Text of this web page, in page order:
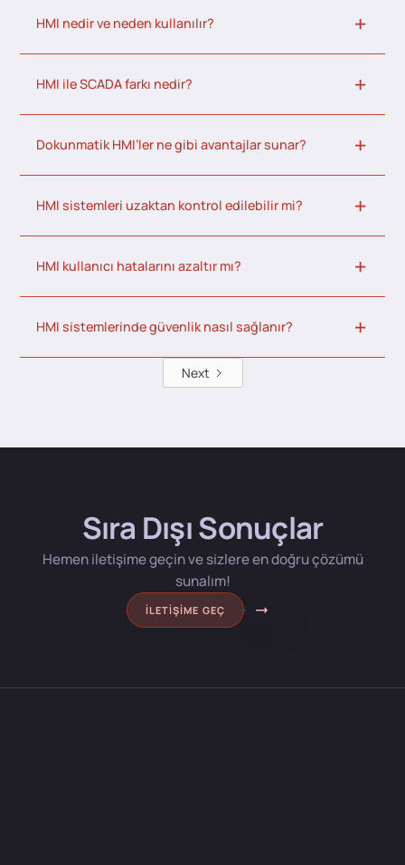
HMI nedir ve neden kullanılır?
HMI ile SCADA farkı nedir?
Dokunmatik HMI’ler ne gibi avantajlar sunar?
HMI sistemleri uzaktan kontrol edilebilir mi?
HMI kullanıcı hatalarını azaltır mı?
HMI sistemlerinde güvenlik nasıl sağlanır?
Next
Sıra Dışı Sonuçlar
Hemen iletişime geçin ve sizlere en doğru çözümü
sunalım!
İLETIŞIME GEÇ